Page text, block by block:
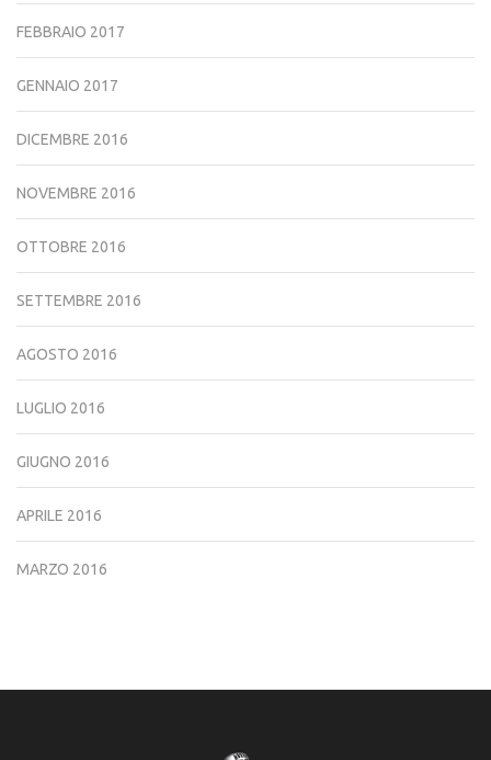
FEBBRAIO 2017
GENNAIO 2017
DICEMBRE 2016
NOVEMBRE 2016
OTTOBRE 2016
SETTEMBRE 2016
AGOSTO 2016
LUGLIO 2016
GIUGNO 2016
APRILE 2016
MARZO 2016